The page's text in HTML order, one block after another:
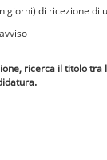
giorni) di ricezione di
ricerca il titolo tra